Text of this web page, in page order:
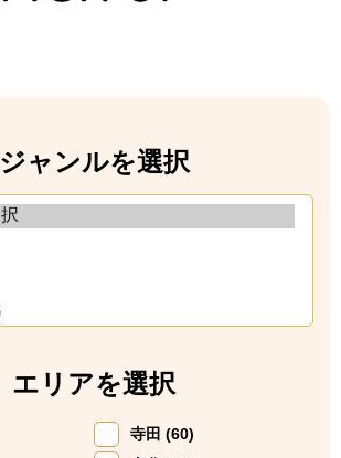
ジャンルを選択
エリアを選択
寺田 (60)